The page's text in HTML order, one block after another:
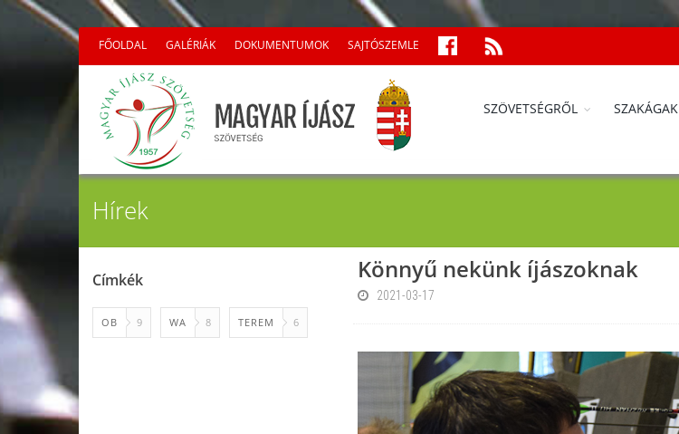
FŐOLDAL GALÉRIÁK DOKUMENTUMOK SAJTÓSZEMLE
SZÖVETSÉGRŐL SZAKÁGAK
Hírek
Címkék
OB 9 WA 8 TEREM 6
Könnyű nekünk íjászoknak
2021-03-17